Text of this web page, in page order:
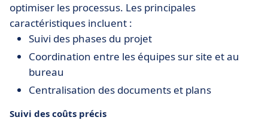
optimiser les processus. Les principales
caractéristiques incluent :
Suivi des phases du projet
Coordination entre les équipes sur site et au
bureau
Centralisation des documents et plans
Suivi des coûts précis